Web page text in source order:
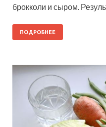
брокколи и сыром.
ПОДРОБНЕЕ